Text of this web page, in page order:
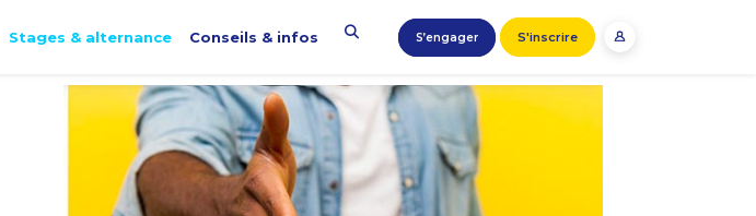
Stages & alternance Conseils & infos S’engager S'inscrire